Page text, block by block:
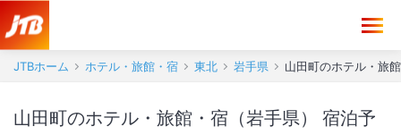
JTBホーム ホテル・旅館・宿 東北 岩手県 山田町のホテル・旅
山田町のホテル・旅館・宿（岩手県） 宿泊予